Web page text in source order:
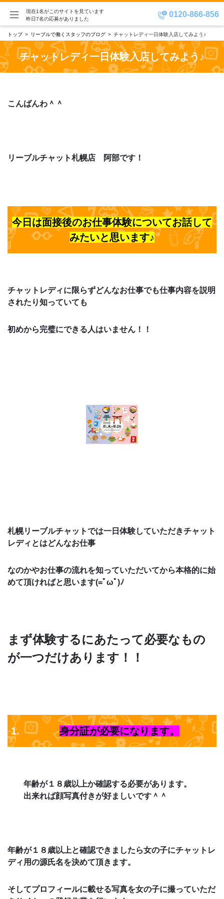
0120-866-856
現在1名がこのサイトを見ています
昨日7名の応募がありました
トップ リーブルで働くスタッフのブログ チャットレディ一日体験入店してみよう♪
チャットレディ一日体験入店してみよう♪
こんばんわ＾＾
リーブルチャット札幌店 阿部です！
今日は面接後のお仕事体験についてお話して
みたいと思います♪
チャットレディに限らずどんなお仕事でも仕事内容を説明
されたり知っていても
初めから完璧にできる人はいません！！
札幌リーブルチャットでは一日体験していただきチャット
レディとはどんなお仕事
なのかやお仕事の流れを知っていただいてから本格的に始
めて頂ければと思います(=ﾟωﾟ)ﾉ
まず体験するにあたって必要なもの
が一つだけあります！！
身分証が必要になります。
年齢が１８歳以上か確認する必要があります。
出来れば顔写真付きが好ましいです＾＾
年齢が１８歳以上と確認できましたら女の子にチャットレ
ディ用の源氏名を決めて頂きます。
そしてプロフィールに載せる写真を女の子に撮っていただ